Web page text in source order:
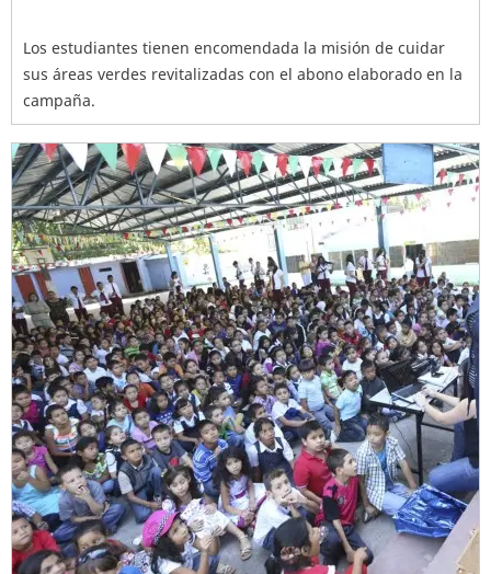
Los estudiantes tienen encomendada la misión de cuidar
sus áreas verdes revitalizadas con el abono elaborado en la
campaña.